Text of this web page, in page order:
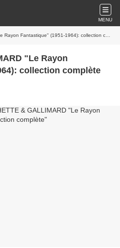
MENU
Fantastique" (1951-1964): collection complète
"Le Rayon
collection complète